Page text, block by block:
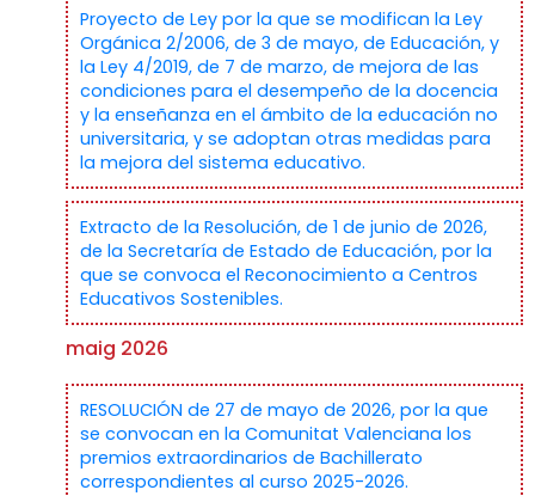
Proyecto de Ley por la que se modifican la Ley
Orgánica 2/2006, de 3 de mayo, de Educación, y
la Ley 4/2019, de 7 de marzo, de mejora de las
condiciones para el desempeño de la docencia
y la enseñanza en el ámbito de la educación no
universitaria, y se adoptan otras medidas para
la mejora del sistema educativo.
Extracto de la Resolución, de 1 de junio de 2026,
de la Secretaría de Estado de Educación, por la
que se convoca el Reconocimiento a Centros
Educativos Sostenibles.
maig 2026
RESOLUCIÓN de 27 de mayo de 2026, por la que
se convocan en la Comunitat Valenciana los
premios extraordinarios de Bachillerato
correspondientes al curso 2025-2026.